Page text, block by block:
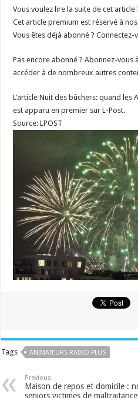
Vous voulez lire la suite de cet article
Cet article premium est réservé à
Vous êtes déjà abonné ? Connectez-
Pas encore abonné ? Abonnez-vous
accéder à de nombreux autres
L’article Nuit des bûchers: quand
est apparu en premier sur L-Post.
Source: LPOST
Tags ANIMATEURS RADIO PLUS
Previous
Maison de repos et domicile :
seniors victimes de